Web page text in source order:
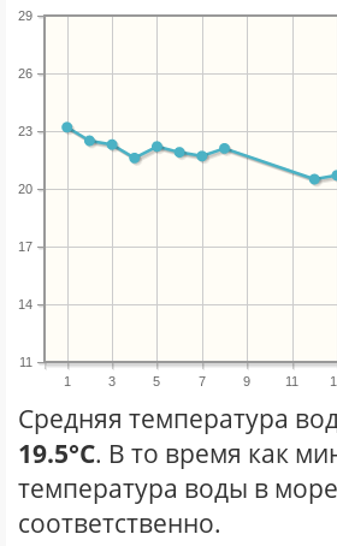
1 3 5 7 9 11
11
14
17
20
23
26
29
Средняя температура
19.5°C. В то время как
температура воды в
соответственно.